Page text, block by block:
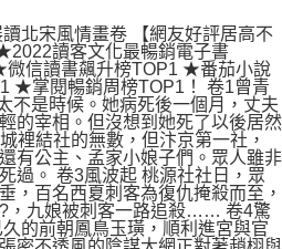
北宋風情畫卷 【網友好評居高不
讀客文化最暢銷電子書
信讀書飆升榜TOP1 ★番茄小說
★掌閱暢銷周榜TOP1！ 卷1曾青
不是時候。她病死後一個月，丈夫
的宰相。但沒想到她死了以後居然
裡結社的無數，但汴京第一社，
有公主、孟家小娘子們。眾人雖非
過。 卷3風波起 桃源社社日，眾
，百名西夏刺客為復仇掩殺而至，
，九娘被刺客一路追殺…… 卷4驚
的前朝鳳鳥玉璜，順利進宮與官